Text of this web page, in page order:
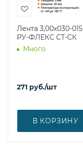
Лента 3,00х030-015
РУ-ФЛЕКС СТ-СК
Много
271 руб./шт
В КОРЗИНУ